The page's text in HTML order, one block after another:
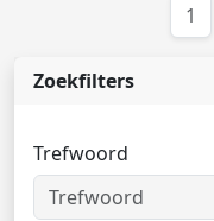
Zoekfilters
Trefwoord
1